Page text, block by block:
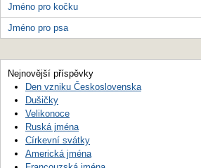
Jméno pro kočku
Jméno pro psa
Nejnovější příspěvky
Den vzniku Československa
Dušičky
Velikonoce
Ruská jména
Církevní svátky
Americká jména